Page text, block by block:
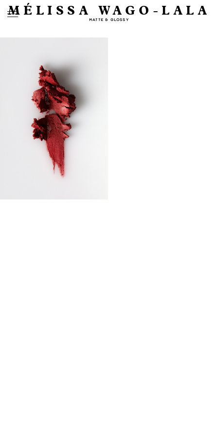
MÉLISSA WAGO-LALA
MATTE & GLOSSY